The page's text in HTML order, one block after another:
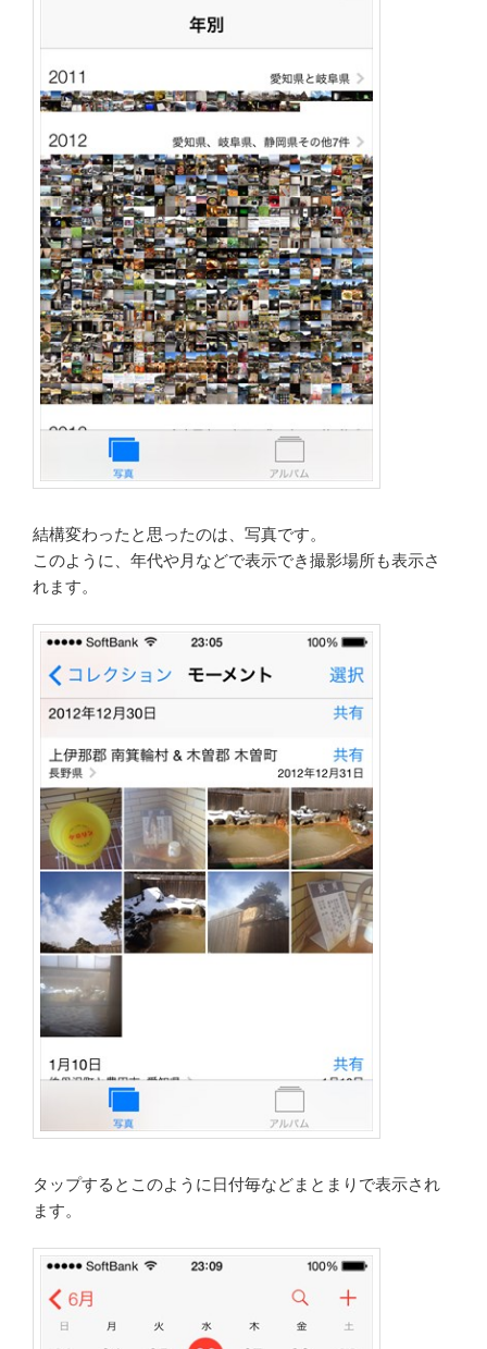
結構変わったと思ったのは、写真です。
このように、年代や月などで表示でき撮影場所も表示さ
れます。
タップするとこのように日付毎などまとまりで表示され
ます。